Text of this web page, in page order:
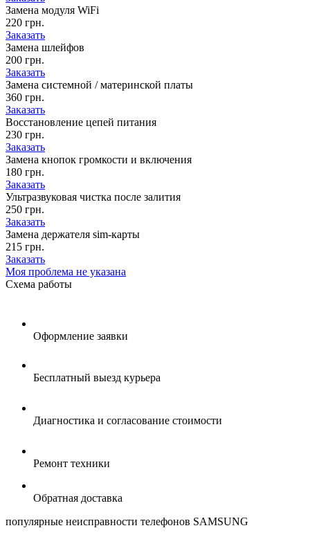
Замена модуля WiFi
220 грн.
Заказать
Замена шлейфов
200 грн.
Заказать
Замена системной / материнской платы
360 грн.
Заказать
Восстановление цепей питания
230 грн.
Заказать
Замена кнопок громкости и включения
180 грн.
Заказать
Ультразвуковая чистка после залития
250 грн.
Заказать
Замена держателя sim-карты
215 грн.
Заказать
Моя проблема не указана
Схема работы
Оформление заявки
Бесплатный выезд курьера
Диагностика и согласование стоимости
Ремонт техники
Обратная доставка
популярные неисправности телефонов SAMSUNG